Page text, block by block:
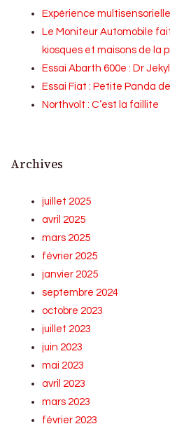
Expérience
Le Moniteur Automobile
kiosques et maisons de la
Essai Abarth 600e : Dr
Essai Fiat : Petite Panda
Northvolt : C’est la faillite
Archives
juillet 2025
avril 2025
mars 2025
février 2025
janvier 2025
septembre 2024
octobre 2023
juillet 2023
juin 2023
mai 2023
avril 2023
mars 2023
février 2023